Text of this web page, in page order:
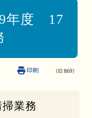
年度 17
（ID:869）
印刷
業務